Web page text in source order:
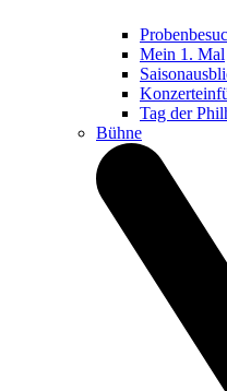
Mein 1. Mal
Tag der
Bühne